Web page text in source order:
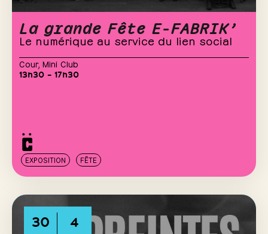
La grande Fête E-FABRIK’
Le numérique au service du lien social
Cour, Mini Club
13h30 – 17h30
EXPOSITION FÊTE
30 4